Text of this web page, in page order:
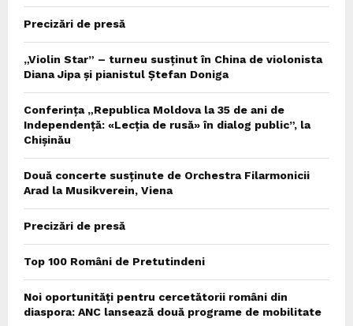
Precizări de presă
„Violin Star” – turneu susținut în China de violonista
Diana Jipa și pianistul Ștefan Doniga
Conferința „Republica Moldova la 35 de ani de
Independență: «Lecția de rusă» în dialog public”, la
Chișinău
Două concerte susținute de Orchestra Filarmonicii
Arad la Musikverein, Viena
Precizări de presă
Top 100 Români de Pretutindeni
Noi oportunități pentru cercetătorii români din
diaspora: ANC lansează două programe de mobilitate